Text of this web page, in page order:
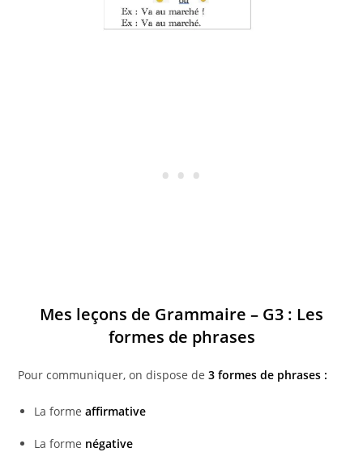
Mes leçons de Grammaire – G3 : Les
formes de phrases
Pour communiquer, on dispose de3 formes de phrases :
La formeaffirmative
La forme négative